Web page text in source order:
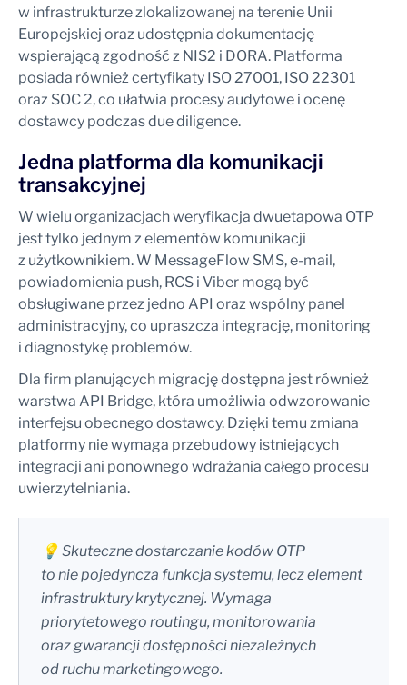
w infrastrukturze zlokalizowanej na terenie Unii
Europejskiej oraz udostępnia dokumentację
wspierającą zgodność z NIS2 i DORA. Platforma
posiada również certyfikaty ISO 27001, ISO 22301
oraz SOC 2, co ułatwia procesy audytowe i ocenę
dostawcy podczas due diligence.
Jedna platforma dla komunikacji
transakcyjnej
W wielu organizacjach weryfikacja dwuetapowa OTP
jest tylko jednym z elementów komunikacji
z użytkownikiem. W MessageFlow SMS, e-mail,
powiadomienia push, RCS i Viber mogą być
obsługiwane przez jedno API oraz wspólny panel
administracyjny, co upraszcza integrację, monitoring
i diagnostykę problemów.
Dla firm planujących migrację dostępna jest również
warstwa API Bridge, która umożliwia odwzorowanie
interfejsu obecnego dostawcy. Dzięki temu zmiana
platformy nie wymaga przebudowy istniejących
integracji ani ponownego wdrażania całego procesu
uwierzytelniania.
💡 Skuteczne dostarczanie kodów OTP
to nie pojedyncza funkcja systemu, lecz element
infrastruktury krytycznej. Wymaga
priorytetowego routingu, monitorowania
oraz gwarancji dostępności niezależnych
od ruchu marketingowego.